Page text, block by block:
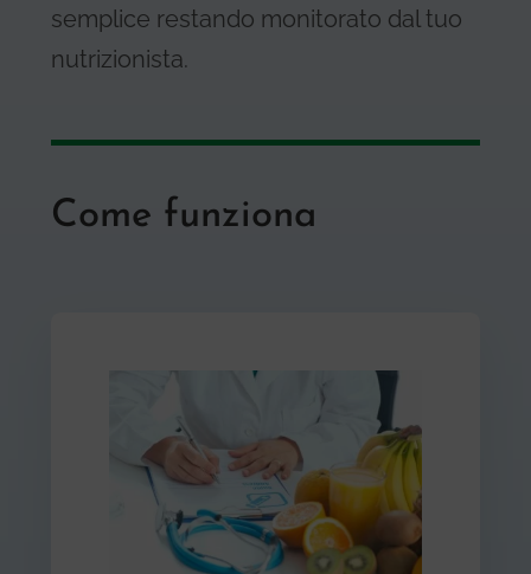
semplice restando monitorato dal tuo
nutrizionista.
Come funziona